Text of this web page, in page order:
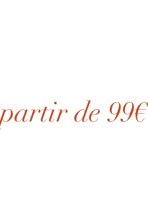
de 99€